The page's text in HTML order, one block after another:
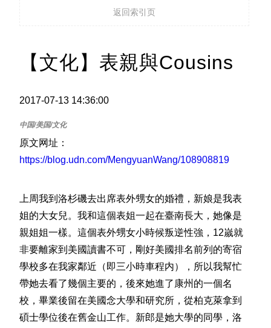
返回索引页
【文化】表親與Cousins
2017-07-13 14:36:00
原文网址：
https://blog.udn.com/MengyuanWang/108908819
上周我到洛杉磯去出席表外甥女的婚禮，新娘是我表
姐的大女兒。我和這個表姐一起在臺南長大，她像是
親姐姐一樣。這個表外甥女小時候叛逆性強，12嵗就
非要離家到美國讀書不可，剛好美國排名前列的寄宿
學校多在我家鄰近（即三小時車程内），所以我幫忙
帶她去看了幾個主要的，後來她進了康州的一個名
校，畢業後留在美國念大學和研究所，從柏克萊拿到
碩士學位後在舊金山工作。新郎是她大學的同學，洛